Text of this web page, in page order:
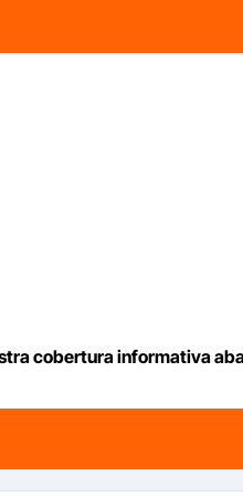
con Juntas de
Ormuz
a unas 2.000 personas en
fuerzas para ayudar
Ceuta
superó los US$13.000
cobertura informativa